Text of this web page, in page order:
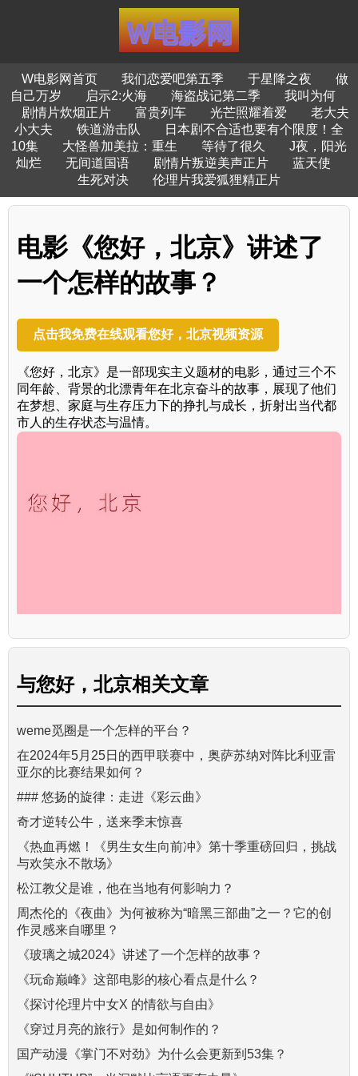
W电影网首页 我们恋爱吧第五季 于星降之夜
做
自己万岁
启示2:火海 海盗战记第二季
我叫为何
剧情片炊烟正片
富贵列车 光芒照耀着爱
老大夫
小大夫
铁道游击队
日本剧不合适也要有个限度！全
10集
大怪兽加美拉：重生 等待了很久
J夜，阳光
灿烂
无间道国语 剧情片叛逆美声正片
蓝天使
生死对决
伦理片我爱狐狸精正片
电影《您好，北京》讲述了
一个怎样的故事？
点击我免费在线观看您好，北京视频资源
《您好，北京》是一部现实主义题材的电影，通过三个不
同年龄、背景的北漂青年在北京奋斗的故事，展现了他们
在梦想、家庭与生存压力下的挣扎与成长，折射出当代都
市人的生存状态与温情。
与您好，北京相关文章
weme觅圈是一个怎样的平台？
在2024年5月25日的西甲联赛中，奥萨苏纳对阵比利亚雷
亚尔的比赛结果如何？
### 悠扬的旋律：走进《彩云曲》
奇才逆转公牛，送来季末惊喜
《热血再燃！《男生女生向前冲》第十季重磅回归，挑战
与欢笑永不散场》
松江教父是谁，他在当地有何影响力？
周杰伦的《夜曲》为何被称为“暗黑三部曲”之一？它的创
作灵感来自哪里？
《玻璃之城2024》讲述了一个怎样的故事？
《玩命巅峰》这部电影的核心看点是什么？
《探讨伦理片中女X 的情欲与自由》
《穿过月亮的旅行》是如何制作的？
国产动漫《掌门不对劲》为什么会更新到53集？